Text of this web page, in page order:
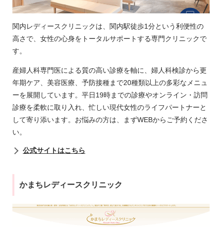
関内レディースクリニックは、関内駅徒歩1分という利便性の
高さで、女性の心身をトータルサポートする専門クリニックで
す。
産婦人科専門医による質の高い診療を軸に、婦人科検診から更
年期ケア、美容医療、予防接種まで20種類以上の多彩なメニュ
ーを展開しています。平日19時までの診療やオンライン・訪問
診療を柔軟に取り入れ、忙しい現代女性のライフパートナーと
して寄り添います。お悩みの方は、まずWEBからご予約くださ
い。
公式サイトはこちら
かまちレディースクリニック